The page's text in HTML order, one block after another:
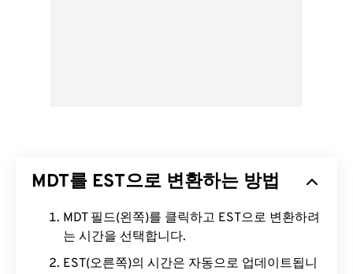
MDT를 EST으로 변환하는 방법
MDT 필드(왼쪽)를 클릭하고 EST으로 변환하려
는 시간을 선택합니다.
EST(오른쪽)의 시간은 자동으로 업데이트됩니